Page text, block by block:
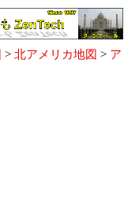
> 北アメリカ地図 > ア